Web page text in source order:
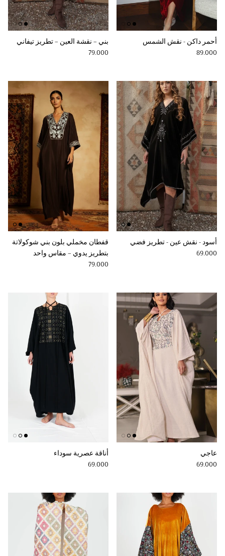
أحمر داكن - نقش الشمس
Regular price
89.000
بني – نقشة العين – تطريز تيفاني
Regular price
79.000
أسود - نقش عين - تطريز فضي
Regular price
69.000
قفطان مخملي بلون بني شوكولاتة
بتطريز يدوي – مقاس واحد
Regular price
79.000
عاجي
Regular price
69.000
أناقة عصرية سوداء
Regular price
69.000